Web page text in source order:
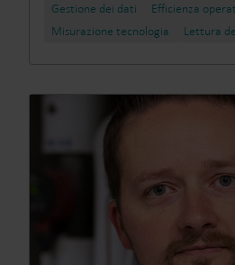
Gestione dei dati
Efficienza
Misurazione tecnologia
Lettura